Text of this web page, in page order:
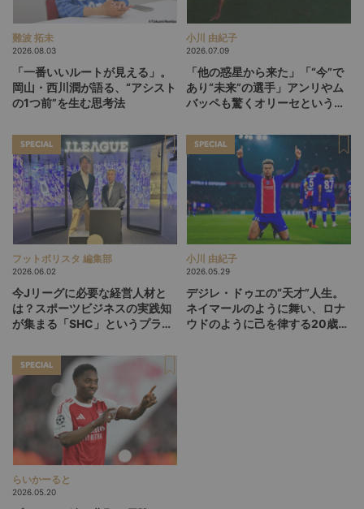
難波 拓未
2026.08.03
「一番いいルートが見える」。
岡山・西川潤が語る、“アシスト
の1つ前”を生む思考法
小川 由紀子
2026.07.09
「他の惑星から来た」「“今”で
あり“未来”の選手」アンリやム
バッペも驚くオリーセというフ
SPECIAL
フットボリスタ 編集部
2026.06.02
今Jリーグに必要な経営人材と
は？スポーツビジネスの実践知
が集まる「SHC」というプラッ
SPECIAL
小川 由紀子
2026.05.29
デジレ・ドゥエの“天才”人生。
ネイマールのように舞い、ロナ
ウドのように己を律する20歳
SPECIAL
らいかーると
2026.05.20